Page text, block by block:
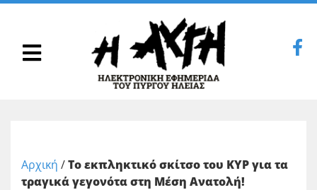
Αρχική /Το εκπληκτικό σκίτσο του ΚΥΡ για τα
τραγικά γεγονότα στη Μέση Ανατολή!